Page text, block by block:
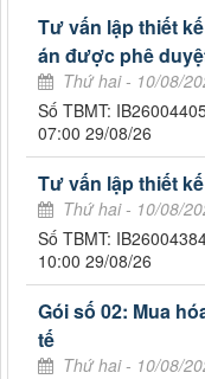
Tư vấn lập thiết
án được phê
Thứ hai - 10/08/
Số TBMT:
07:00 29/08/26
Tư vấn lập thiết
Thứ hai - 10/08/
Số TBMT:
10:00 29/08/26
Gói số 02: Mua
tế
Thứ hai - 10/08/